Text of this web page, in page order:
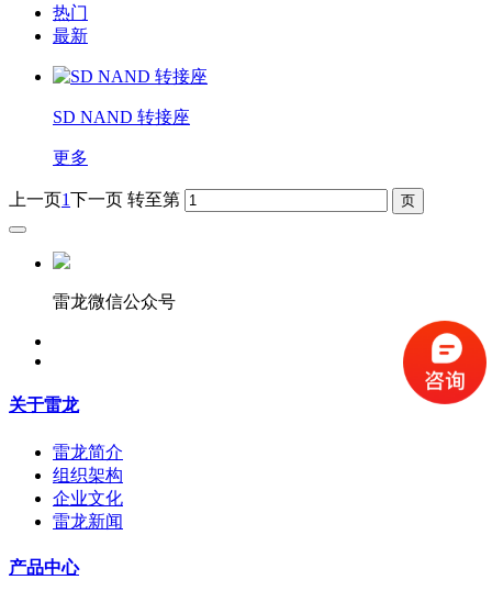
热门
最新
SD NAND 转接座
更多
上一页1下一页 转至第
雷龙微信公众号
关于雷龙
雷龙简介
组织架构
企业文化
雷龙新闻
产品中心